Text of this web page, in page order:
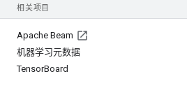
相关项目
Apache Beam
机器学习元数据
TensorBoard